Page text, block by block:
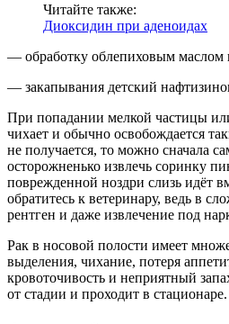
Читайте также:
Диоксидин при аденоидах
— обработку облепиховым маслом
— закапывания детский
При попадании мелкой частицы
чихает и обычно освобождается
не получается, то можно сначала
осторожненько извлечь соринку
поврежденной ноздри слизь идёт
обратитесь к ветеринару, ведь в
рентген и даже извлечение под
Рак в носовой полости имеет
выделения, чихание, потеря
кровоточивость и неприятный
от стадии и проходит в стационаре.